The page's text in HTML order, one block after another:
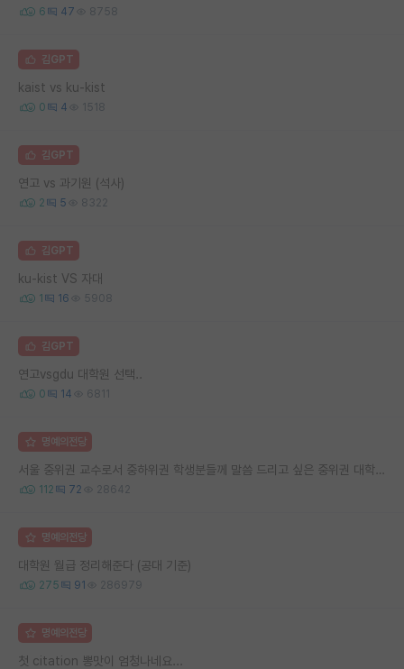
6 47 8758
김GPT
kaist vs ku-kist
0 4 1518
김GPT
연고 vs 과기원 (석사)
2 5 8322
김GPT
ku-kist VS 자대
1 16 5908
김GPT
연고vsgdu 대학원 선택..
0 14 6811
명예의전당
서울 중위권 교수로서 중하위권 학생분들께 말씀 드리고 싶은 중위권 대학 연구실의 강점
112 72 28642
명예의전당
대학원 월급 정리해준다 (공대 기준)
275 91 286979
명예의전당
첫 citation 뽕맛이 엄청나네요...